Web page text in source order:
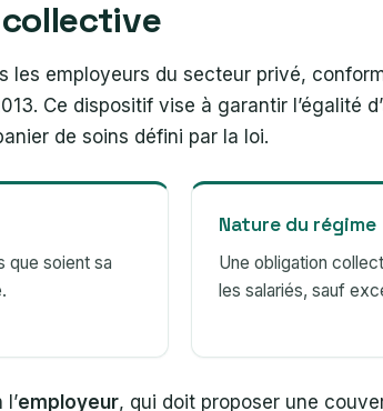
les employeurs du secteur privé,
Ce dispositif vise à garantir l’égalité
de soins défini par la loi.
que soient sa
Nature du régime
Une obligation
les salariés, sauf
employeur, qui doit proposer une